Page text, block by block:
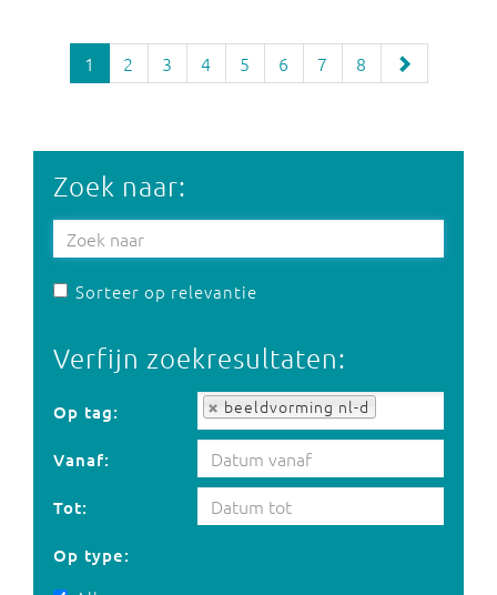
1 2 3 4 5 6 7 8
Zoek naar:
Sorteer op relevantie
Verfijn zoekresultaten:
Op tag: beeldvorming nl-d
Op tag:
Vanaf:
Tot:
Op type: